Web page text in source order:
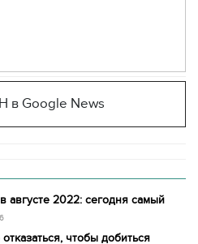
в Google News
августе 2022: сегодня самый
чтобы добиться